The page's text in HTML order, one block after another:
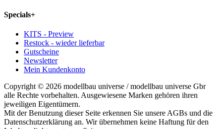
Specials+
KITS - Preview
Restock - wieder lieferbar
Gutscheine
Newsletter
Mein Kundenkonto
Copyright © 2026 modellbau universe / modellbau universe Gbr
alle Rechte vorbehalten. Ausgewiesene Marken gehören ihren
jeweiligen Eigentümern.
Mit der Benutzung dieser Seite erkennen Sie unsere AGBs und die
Datenschutzerklärung an. Wir übernehmen keine Haftung für den